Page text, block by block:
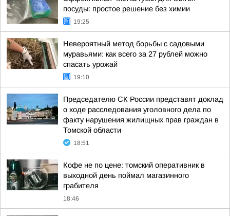
посуды: простое решение без химии
19:25
Невероятный метод борьбы с садовыми
муравьями: как всего за 27 рублей можно
спасать урожай
19:10
Председателю СК России представят доклад
о ходе расследования уголовного дела по
факту нарушения жилищных прав граждан в
Томской области
18:51
Кофе не по цене: томский оперативник в
выходной день поймал магазинного
грабителя
18:46